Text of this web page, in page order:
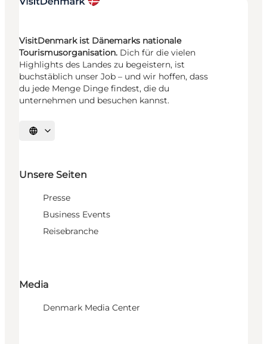
VisitDenmark ist Dänemarks nationale
Tourismusorganisation. Dich für die vielen
Highlights des Landes zu begeistern, ist
buchstäblich unser Job – und wir hoffen, dass
du jede Menge Dinge findest, die du
unternehmen und besuchen kannst.
Sprache auswählen
Unsere Seiten
Presse
Business Events
Reisebranche
Media
Denmark Media Center